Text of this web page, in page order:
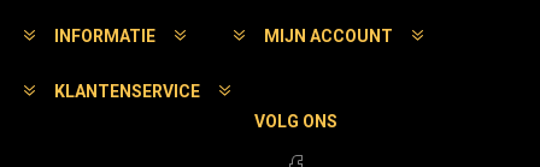
INFORMATIE MIJN ACCOUNT
KLANTENSERVICE
VOLG ONS